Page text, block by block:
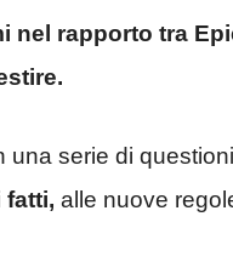
nel rapporto tra
una serie di
fatti, alle nuove